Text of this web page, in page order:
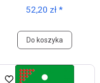
52,20 zł *
Do koszyka